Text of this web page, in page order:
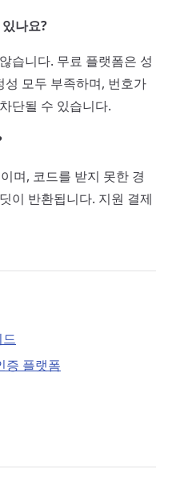
나요?
습니다. 무료 플랫폼은 성
모두 부족하며, 번호가
단될 수 있습니다.
며, 코드를 받지 못한 경
이 반환됩니다. 지원 결제
증 플랫폼